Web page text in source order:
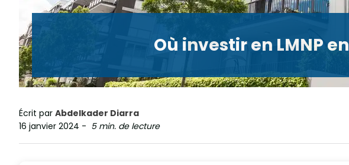
Où investir en LMNP
Écrit par Abdelkader Diarra
16 janvier 2024 - 5 min. de lecture